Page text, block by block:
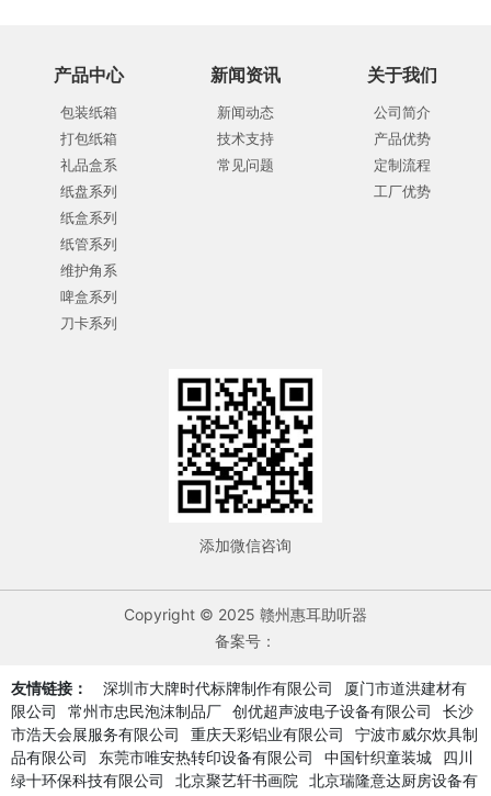
产品中心
包装纸箱
打包纸箱
礼品盒系
纸盘系列
纸盒系列
纸管系列
维护角系
啤盒系列
刀卡系列
新闻资讯
新闻动态
技术支持
常见问题
关于我们
公司简介
产品优势
定制流程
工厂优势
添加微信咨询
Copyright © 2025 赣州惠耳助听器
备案号：
友情链接： 深圳市大牌时代标牌制作有限公司
厦门市道洪建材有
限公司
常州市忠民泡沫制品厂 创优超声波电子设备有限公司
长沙
市浩天会展服务有限公司
重庆天彩铝业有限公司
宁波市威尔炊具制
品有限公司
东莞市唯安热转印设备有限公司 中国针织童装城
四川
绿十环保科技有限公司
北京聚艺轩书画院
北京瑞隆意达厨房设备有